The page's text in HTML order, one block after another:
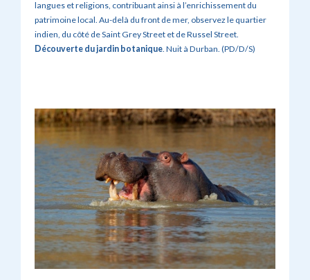
langues et religions, contribuant ainsi à l’enrichissement du
patrimoine local. Au-delà du front de mer, observez le quartier
indien, du côté de Saint Grey Street et de Russel Street.
Découverte du jardin botanique. Nuit à Durban. (PD/D/S)